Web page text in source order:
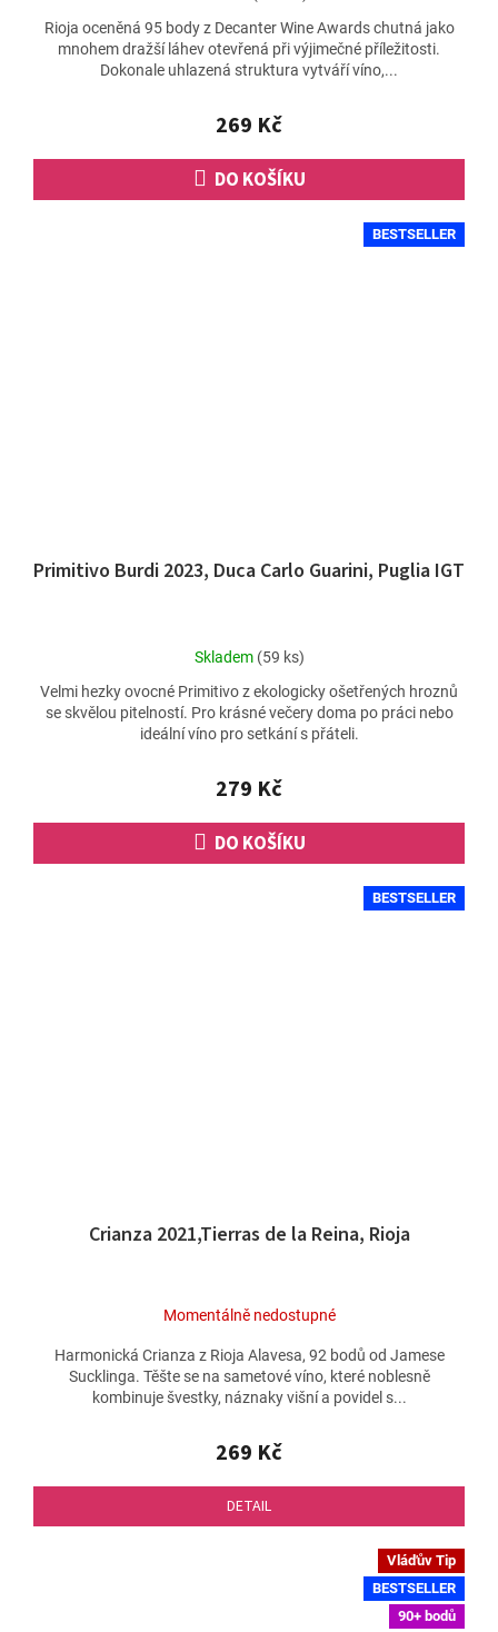
produktu
je
5,0
5
hvězdiček.
269 Kč
DO KOŠÍKU
Rioja oceněná 95 body z Decanter Wine Awards chutná jako
mnohem dražší láhev otevřená při výjimečné příležitosti.
Dokonale uhlazená struktura vytváří víno,...
BESTSELLER
Primitivo Burdi 2023, Duca Carlo Guarini, Puglia IGT
Průměrné
produktu
je
4,5
5
hvězdiček.
Skladem (59 ks)
279 Kč
DO KOŠÍKU
Velmi hezky ovocné Primitivo z ekologicky ošetřených hroznů
se skvělou pitelností. Pro krásné večery doma po práci nebo
ideální víno pro setkání s přáteli.
BESTSELLER
Crianza 2021,Tierras de la Reina, Rioja
Momentálně nedostupné
269 Kč
DETAIL
Harmonická Crianza z Rioja Alavesa, 92 bodů od Jamese
Sucklinga. Těšte se na sametové víno, které noblesně
kombinuje švestky, náznaky višní a povidel s...
Vláďův Tip
BESTSELLER
90+ bodů